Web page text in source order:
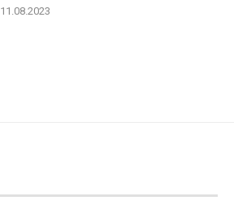
11.08.2023